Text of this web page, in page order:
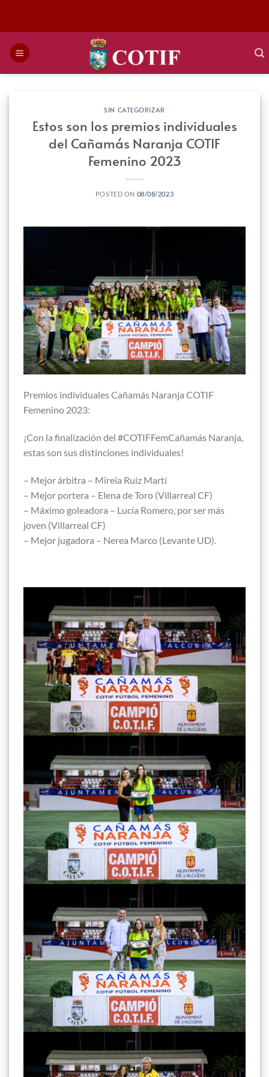
SIN CATEGORIZAR
Estos son los premios individuales
del Cañamás Naranja COTIF
Femenino 2023
POSTED ON 08/08/2023
Premios individuales Cañamás Naranja COTIF
Femenino 2023:
¡Con la finalización del #COTIFFemCañamás Naranja,
estas son sus distinciones individuales!
– Mejor árbitra – Mireia Ruiz Martí
– Mejor portera – Elena de Toro (Villarreal CF)
– Máximo goleadora – Lucía Romero, por ser más
joven (Villarreal CF)
– Mejor jugadora – Nerea Marco (Levante UD).